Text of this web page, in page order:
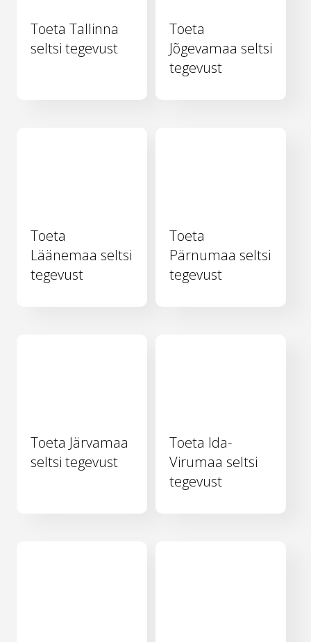
Toeta Tallinna
seltsi tegevust
Toeta
Jõgevamaa seltsi
tegevust
Toeta
Läänemaa seltsi
tegevust
Toeta
Pärnumaa seltsi
tegevust
Toeta Järvamaa
seltsi tegevust
Toeta Ida-
Virumaa seltsi
tegevust